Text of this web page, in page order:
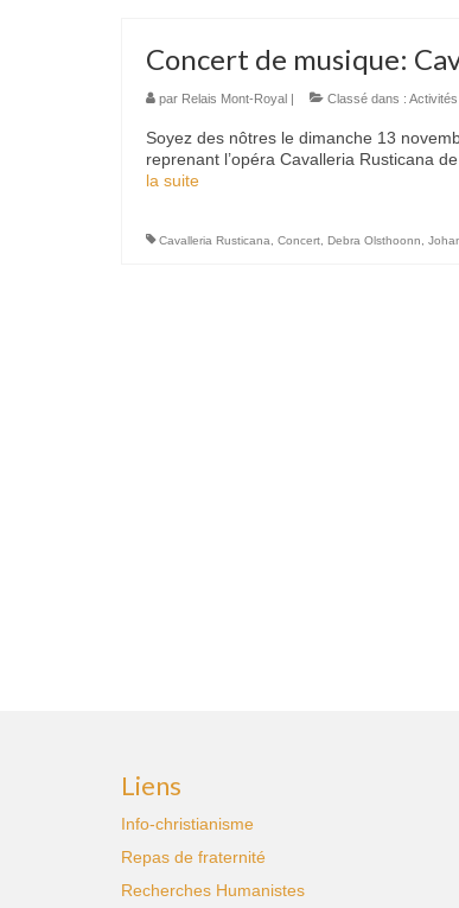
Concert de musique:
par Relais Mont-Royal | Classé dans :
Soyez des nôtres le dimanche 13
reprenant l’opéra Cavalleria Rusticana
la suite­­
Cavalleria Rusticana Concert Debra Olsthoonn
Liens
Info-christianisme
Repas de fraternité
Recherches Humanistes